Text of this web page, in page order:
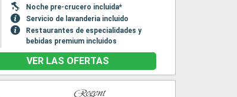
Noche pre-crucero incluida*
Servicio de lavanderia incluido
Restaurantes de especialidades y
bebidas premium incluidos
VER LAS OFERTAS